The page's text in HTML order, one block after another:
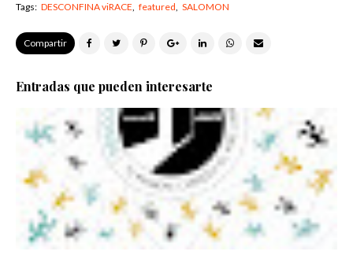
Tags: DESCONFINA viRACE featured SALOMON
Compartir
Entradas que pueden interesarte